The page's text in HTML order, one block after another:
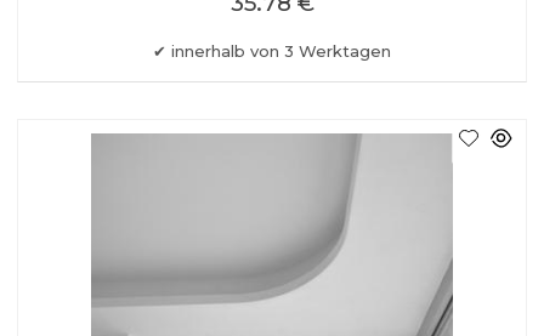
innerhalb von 3 Werktagen